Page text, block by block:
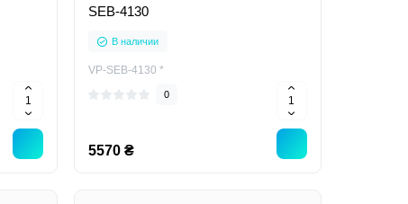
SEB-4130
В наличии
VP-SEB-4130 *
0
5570 ₴